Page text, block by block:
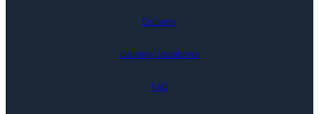
Delivery
Delivery Locations
FAQ